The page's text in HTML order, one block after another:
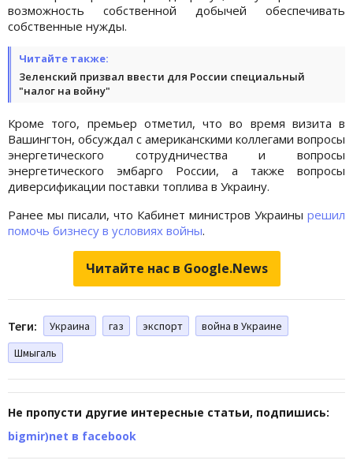
возможность собственной добычей обеспечивать
собственные нужды.
Читайте также:
Зеленский призвал ввести для России специальный
"налог на войну"
Кроме того, премьер отметил, что во время визита в
Вашингтон, обсуждал с американскими коллегами вопросы
энергетического сотрудничества и вопросы
энергетического эмбарго России, а также вопросы
диверсификации поставки топлива в Украину.
Ранее мы писали, что Кабинет министров Украины решил
помочь бизнесу в условиях войны.
Читайте нас в Google.News
Теги: Украина газ экспорт
война в Украине
Шмыгаль
Не пропусти другие интересные статьи, подпишись:
bigmir)net в facebook